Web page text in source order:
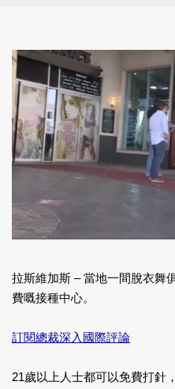
拉斯維加斯 – 當地一間脫衣舞
費嘅接種中心。
訂閱總裁深入國際評論
21歲以上人士都可以免費打針